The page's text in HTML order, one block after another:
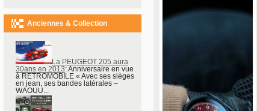
Anciennes & Collection
La PEUGEOT 205 aura
30ans en 2013: Anniversaire en vue
à RETROMOBILE « Avec ses sièges
en jean, ses bandes latérales –
WAOUU...